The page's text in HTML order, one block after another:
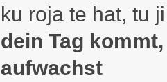
ku roja te hat, tu
dein Tag
aufwachst